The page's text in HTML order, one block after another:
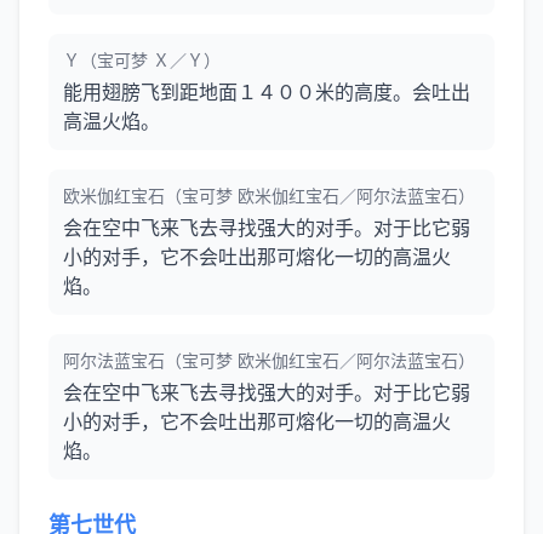
Ｙ（宝可梦 Ｘ／Ｙ）
能用翅膀飞到距地面１４００米的高度。会吐出
高温火焰。
欧米伽红宝石（宝可梦 欧米伽红宝石／阿尔法蓝宝石）
会在空中飞来飞去寻找强大的对手。对于比它弱
小的对手，它不会吐出那可熔化一切的高温火
焰。
阿尔法蓝宝石（宝可梦 欧米伽红宝石／阿尔法蓝宝石）
会在空中飞来飞去寻找强大的对手。对于比它弱
小的对手，它不会吐出那可熔化一切的高温火
焰。
第七世代